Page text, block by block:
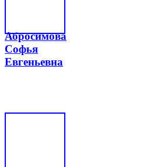
Абросимова
Софья
Евгеньевна